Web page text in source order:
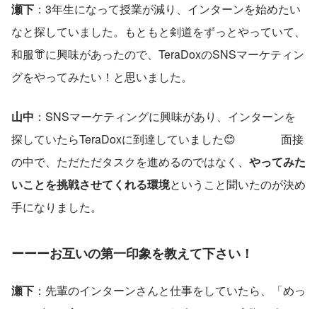
瀬下 ：3年生になって授業が減り、インターンを始めたい
なと探していました。もともと剣道をずっとやっていて、
和服👘に興味があったので、TeraDoxのSNSマーケティン
グをやってみたい！と思いました。
山中 ：SNSマーケティングに興味があり、インターンを
探していたらTeraDoxに到達していました😊　　　　面接
の中で、ただただタスクを進めるのではなく、 やってみた
いことを挑戦させてくれる環境ということ聞いたのが決め
手になりました。
ーーーお互いの第一印象を教えて下さい！
瀬下 ：先輩のインターンさんと仕事をしていたら、「めっ